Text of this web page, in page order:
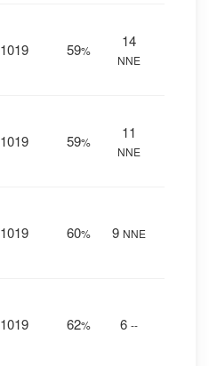
1019 59%
14
NNE
1019 59%
11
NNE
1019 60% 9 NNE
1019 62% 6 --